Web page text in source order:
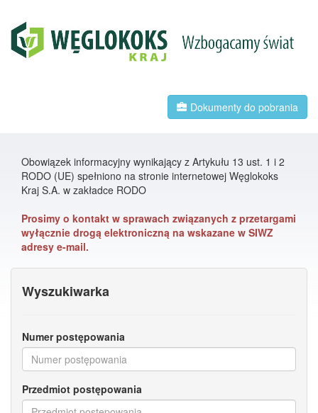
Dokumenty do pobrania
Obowiązek informacyjny wynikający z Artykułu 13 ust. 1 i 2
RODO (UE) spełniono na stronie internetowej Węglokoks
Kraj S.A. w zakładce RODO
Prosimy o kontakt w sprawach związanych z przetargami
wyłącznie drogą elektroniczną na wskazane w SIWZ
adresy e-mail.
Wyszukiwarka
Numer postępowania
Przedmiot postępowania